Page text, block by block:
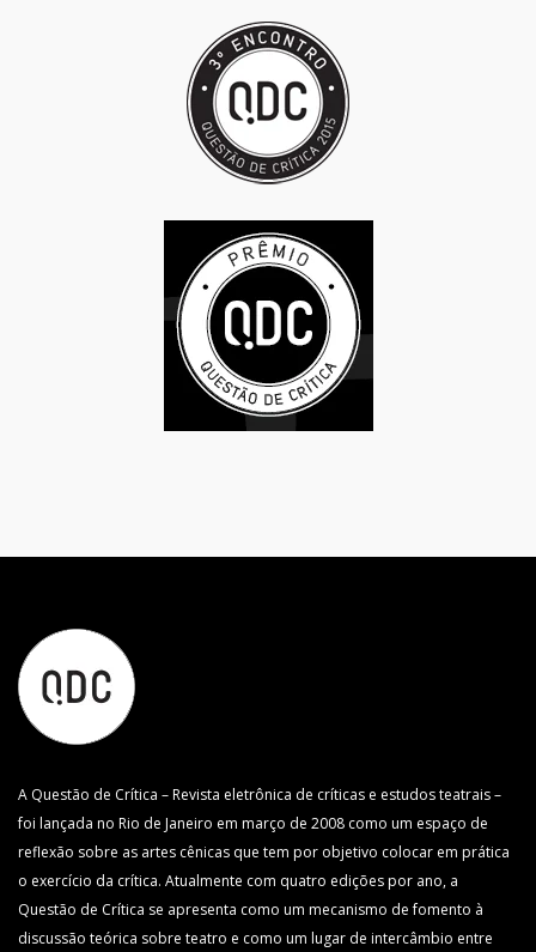
A Questão de Crítica – Revista eletrônica de críticas e estudos teatrais –
foi lançada no Rio de Janeiro em março de 2008 como um espaço de
reflexão sobre as artes cênicas que tem por objetivo colocar em prática
o exercício da crítica. Atualmente com quatro edições por ano, a
Questão de Crítica se apresenta como um mecanismo de fomento à
discussão teórica sobre teatro e como um lugar de intercâmbio entre